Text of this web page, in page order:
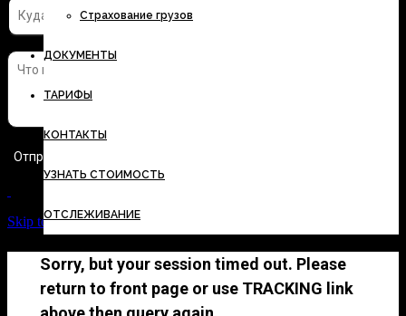
Страхование грузов
ДОКУМЕНТЫ
ТАРИФЫ
КОНТАКТЫ
УЗНАТЬ СТОИМОСТЬ
ОТСЛЕЖИВАНИЕ
Skip to Content
Sorry, but your session timed out. Please
return to front page or use TRACKING link